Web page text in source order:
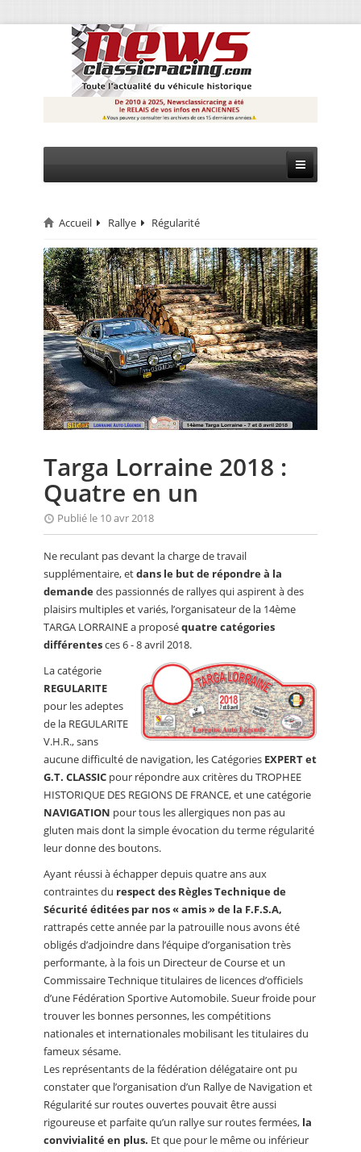
CIRCUIT
RALLYE
MONTAGNE
EVÈNEMENTS
CALENDRIER
FOCUS
ANNUAIRES
PETITES ANNONCES
Accueil Rallye Régularité
Targa Lorraine 2018 :
Quatre en un
Publié le 10 avr 2018
Ne reculant pas devant la charge de travail
supplémentaire, etdans le but de répondre à la
demandedes passionnés de rallyes qui aspirent à des
plaisirs multiples et variés, l’organisateur de la 14ème
TARGA LORRAINE a proposéquatre catégories
différentesces 6 - 8 avril 2018.
La catégorie
REGULARITE
pour les adeptes
de la REGULARITE
V.H.R., sans
aucune difficulté de navigation, les Catégories EXPERT et
G.T. CLASSIC pour répondre aux critères du TROPHEE
HISTORIQUE DES REGIONS DE FRANCE, et une catégorie
NAVIGATION pour tous les allergiques non pas au
gluten mais dont la simple évocation du terme régularité
leur donne des boutons.
Ayant réussi à échapper depuis quatre ans aux
contraintes du respect des Règles Technique de
Sécurité éditées par nos « amis » de la F.F.S.A,
rattrapés cette année par la patrouille nous avons été
obligés d’adjoindre dans l’équipe d’organisation très
performante, à la fois un Directeur de Course et un
Commissaire Technique titulaires de licences d’officiels
d’une Fédération Sportive Automobile. Sueur froide pour
trouver les bonnes personnes, les compétitions
nationales et internationales mobilisant les titulaires du
fameux sésame.
Les représentants de la fédération délégataire ont pu
constater que l’organisation d’un Rallye de Navigation et
Régularité sur routes ouvertes pouvait être aussi
rigoureuse et parfaite qu’un rallye sur routes fermées, la
convivialité en plus. Et que pour le même ou inférieur